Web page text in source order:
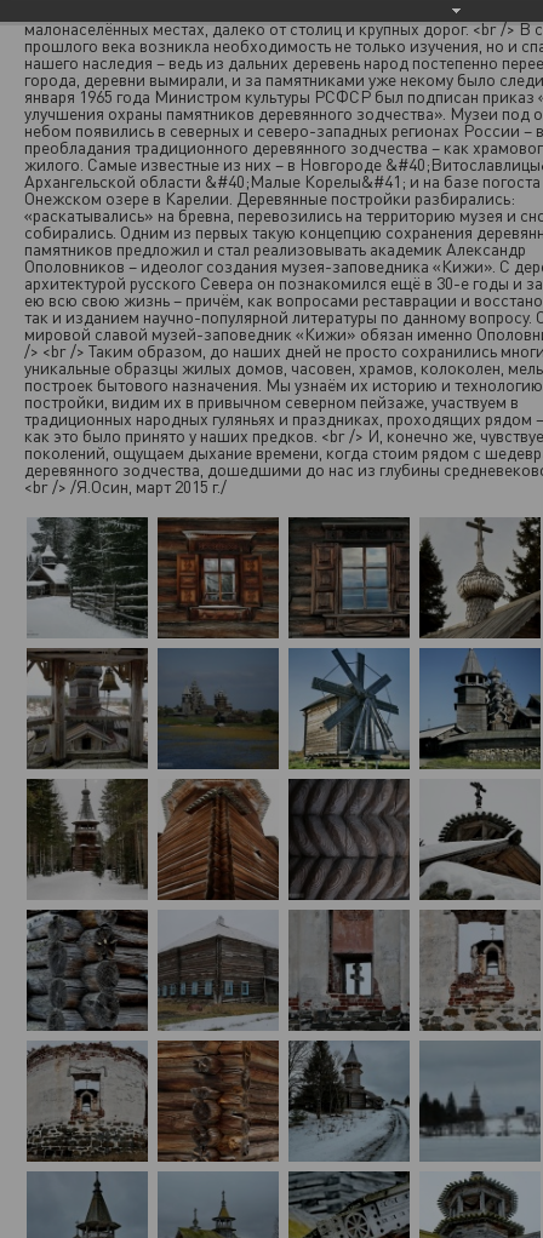
затронул – скорее всего, потому, что находятся они
малонаселённых местах, далеко от столиц и крупных дорог. <br /> В
прошлого века возникла необходимость не только изучения, но и
нашего наследия – ведь из дальних деревень народ постепенно
города, деревни вымирали, и за памятниками уже некому было
января 1965 года Министром культуры РСФСР был подписан приказ
улучшения охраны памятников деревянного зодчества». Музеи под
небом появились в северных и северо-западных регионах России –
преобладания традиционного деревянного зодчества – как
жилого. Самые известные из них – в Новгороде
Архангельской области &#40;Малые Корелы&#41; и на базе
Онежском озере в Карелии. Деревянные постройки разбирались:
«раскатывались» на бревна, перевозились на территорию музея и
собирались. Одним из первых такую концепцию сохранения
памятников предложил и стал реализовывать академик Александр
Ополовников – идеолог создания музея-заповедника «Кижи». С
архитектурой русского Севера он познакомился ещё в 30-е годы и
ею всю свою жизнь – причём, как вопросами реставрации и
так и изданием научно-популярной литературы по данному вопросу.
мировой славой музей-заповедник «Кижи» обязан именно
/> <br /> Таким образом, до наших дней не просто сохранились
уникальные образцы жилых домов, часовен, храмов, колоколен,
построек бытового назначения. Мы узнаём их историю и технологию
постройки, видим их в привычном северном пейзаже, участвуем в
традиционных народных гуляньях и праздниках, проходящих рядом
как это было принято у наших предков. <br /> И, конечно же,
поколений, ощущаем дыхание времени, когда стоим рядом с
деревянного зодчества, дошедшими до нас из глубины
<br /> /Я.Осин, март 2015 г./